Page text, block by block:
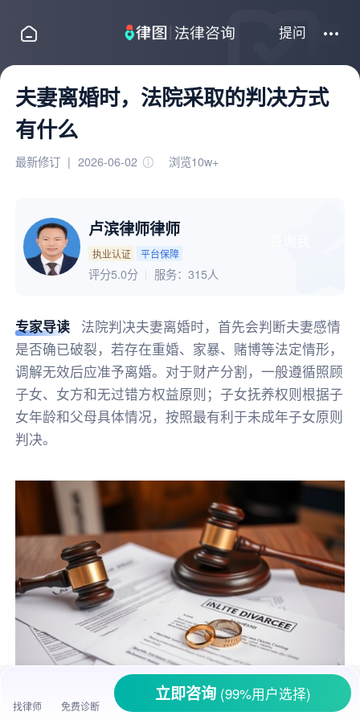
提问
夫妻离婚时，法院采取的判决方式
有什么
最新修订 | 2026-06-02 浏览10w+
卢滨律师律师
执业认证 平台保障
评分5.0分 服务： 315人
专家导读
法院判决夫妻离婚时，首先会判断夫妻感情
是否确已破裂，若存在重婚、家暴、赌博等法定情形，
调解无效后应准予离婚。对于财产分割，一般遵循照顾
子女、女方和无过错方权益原则；子女抚养权则根据子
女年龄和父母具体情况，按照最有利于未成年子女原则
判决。
找律师 免费诊断
立即咨询 (99%用户选择)